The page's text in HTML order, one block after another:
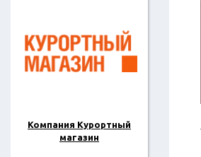
Компания Курортный
магазин